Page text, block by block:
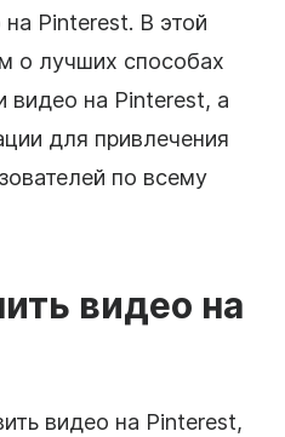
Pinterest. В этой
о лучших способах
видео на Pinterest, а
для привлечения
по всему
видео на
видео на Pinterest,